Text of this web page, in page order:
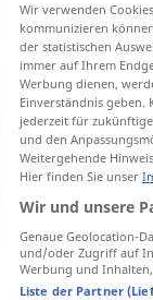
antippen)
Wir verwenden
kommunizieren
der statistischen
immer auf Ihrem
Werbung dienen,
Einverständnis geben.
jederzeit für
und den
Weitergehende
Hier finden Sie unser
Wir und unsere
Genaue Geolocation-
und/oder Zugriff auf
Werbung und
Liste der Partner